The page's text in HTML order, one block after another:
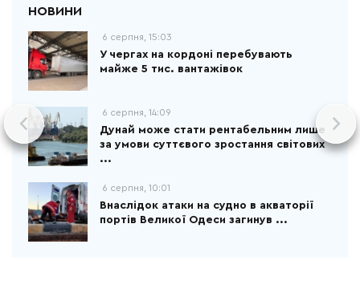
6 серпня, 15:03
У чергах на кордоні перебувають
майже 5 тис. вантажівок
6 серпня, 14:09
Дунай може стати рентабельним лише
за умови суттєвого зростання світових
...
6 серпня, 10:01
Внаслідок атаки на судно в акваторії
портів Великої Одеси загинув ...